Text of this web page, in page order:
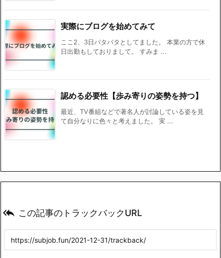
実際にブログを始めてみて
ここ2、3日バタバタとしてました。 本業の方で休
日出勤もしておりまして。 すみま ...
認める必要性【歩み寄りの姿勢を持つ】
最近、TV番組などで著名人が討論している姿を見
て自分なりに色々と考えました。 実 ...
 この記事のトラックバックURL